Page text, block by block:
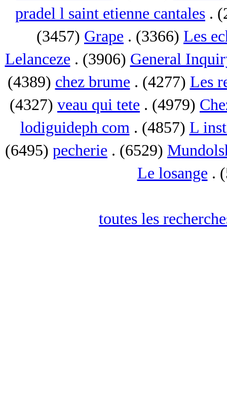
pradel l saint etienne cantales .
(3457) Grape . (3366) Les
Lelanceze . (3906) General
(4389) chez brume . (4277) Les
(4327) veau qui tete . (4979)
lodiguideph com. (4857) L
(6495) pecherie . (6529)
Le losange .
toutes les